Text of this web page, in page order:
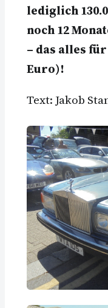
lediglich
noch 12
– das alles für
Euro)!
Text: Jakob